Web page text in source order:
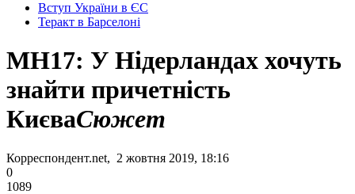
Вступ України в ЄС
Теракт в Барселоні
MH17: У Нідерландах хочуть
знайти причетність
КиєваСюжет
Корреспондент.net, 2 жовтня 2019, 18:16
0
1089